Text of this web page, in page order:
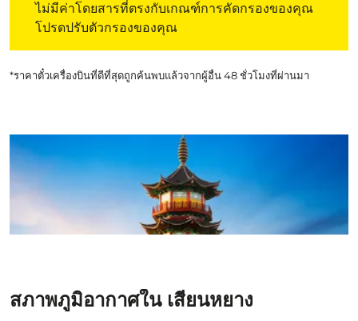
ไม่มีค่าโดยสารที่ตรงกับเกณฑ์การคัดกรองของคุณ
โปรดปรับตัวกรองของคุณ
*ราคาตั๋วเครื่องบินที่ดีที่สุดถูกค้นพบแล้วจากผู้อื่น 48 ชั่วโมงที่ผ่านมา
สภาพภูมิอากาศใน เสียนหยาง